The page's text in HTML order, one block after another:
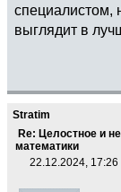
специалистом,
выглядит в
Stratim
Re: Целостное и
математики
22.12.2024, 17:26